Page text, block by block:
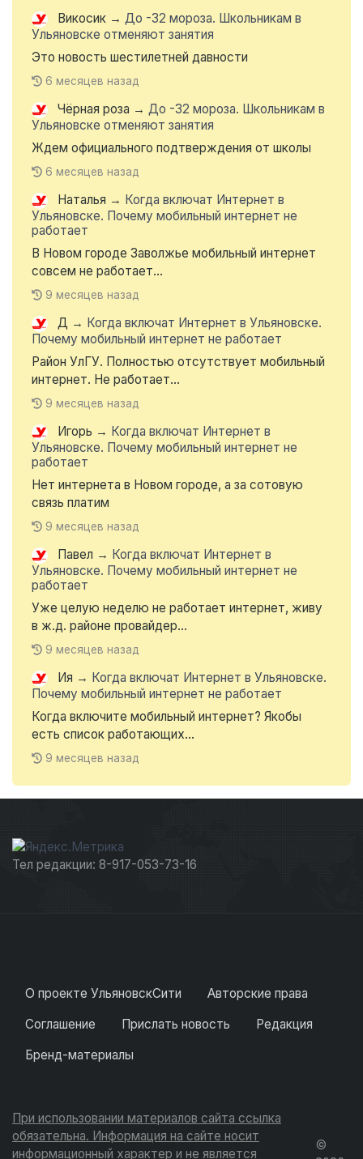
Викосик → До -32 мороза. Школьникам в
Ульяновске отменяют занятия
Это новость шестилетней давности
6 месяцев назад
Чёрная роза → До -32 мороза. Школьникам в
Ульяновске отменяют занятия
Ждем официального подтверждения от школы
6 месяцев назад
Наталья → Когда включат Интернет в
Ульяновске. Почему мобильный интернет не
работает
В Новом городе Заволжье мобильный интернет
совсем не работает...
9 месяцев назад
Д → Когда включат Интернет в Ульяновске.
Почему мобильный интернет не работает
Район УлГУ. Полностью отсутствует мобильный
интернет. Не работает...
9 месяцев назад
Игорь → Когда включат Интернет в
Ульяновске. Почему мобильный интернет не
работает
Нет интернета в Новом городе, а за сотовую
связь платим
9 месяцев назад
Павел → Когда включат Интернет в
Ульяновске. Почему мобильный интернет не
работает
Уже целую неделю не работает интернет, живу
в ж.д. районе провайдер...
9 месяцев назад
Ия → Когда включат Интернет в Ульяновске.
Почему мобильный интернет не работает
Когда включите мобильный интернет? Якобы
есть список работающих...
9 месяцев назад
Тел редакции: 8-917-053-73-16
О проекте УльяновскСити
Авторские права
Соглашение
Прислать новость
Редакция
Бренд-материалы
При использовании материалов сайта ссылка
обязательна. Информация на сайте носит
информационный характер и не является
©